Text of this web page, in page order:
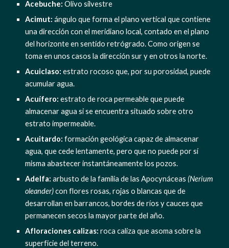
Acebuche: Olivo silvestre
Acimut: ángulo que forma el plano vertical que contiene
una dirección con el meridiano local, contado en el plano
del horizonte en sentido retrógrado. Como origen se
toma en unos casos la dirección sur y en otros la norte.
Acuiclaso: estrato rocoso que, por su porosidad, puede
acumular agua.
Acuífero: estrato de roca permeable que puede
almacenar agua si se encuentra situado sobre otro
estrato impermeable.
Acuitardo: formación geológica capaz de almacenar
agua, que cede lentamente, pero que no puede por sí
misma abastecer instantáneamente los pozos.
Adelfa: arbusto de la familia de las Apocynáceas (Nerium
oleander) con flores rosas, rojas o blancas que de
desarrollan en barrancos, bordes de ríos y cauces que
permanecen secos la mayor parte del año.
Afloraciones calizas: roca caliza que asoma sobre la
superficie del terreno.